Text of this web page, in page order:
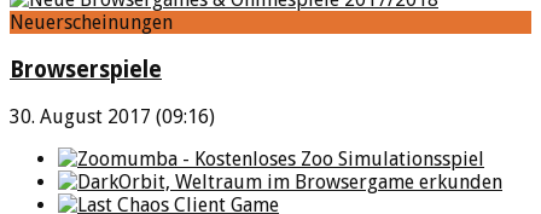
Neuerscheinungen
Browserspiele
30. August 2017 (09:16)